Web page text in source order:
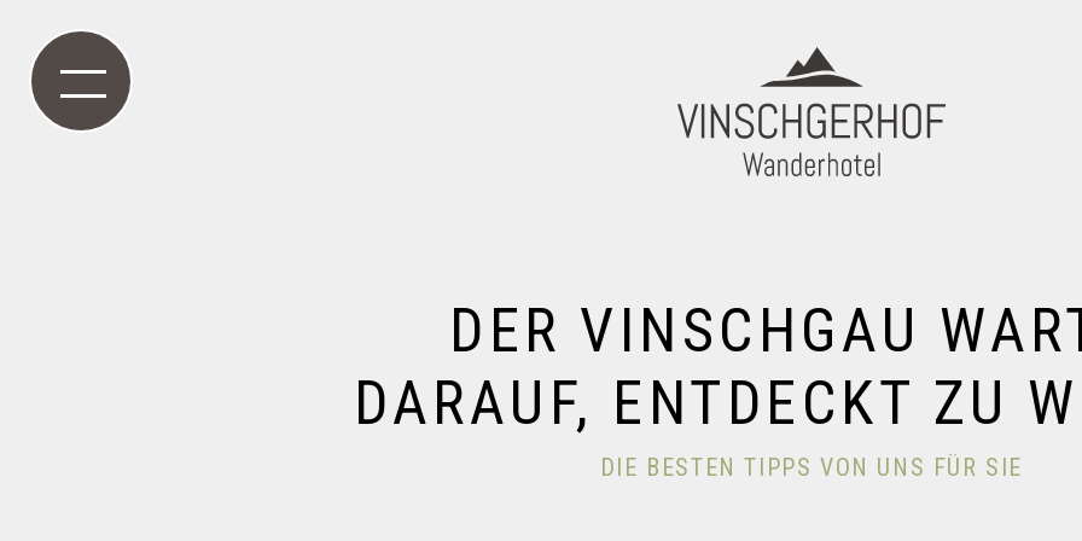
DER VINSCHGAU
DARAUF, ENTDECKT ZU
DIE BESTEN TIPPS VON UNS FÜR SIE